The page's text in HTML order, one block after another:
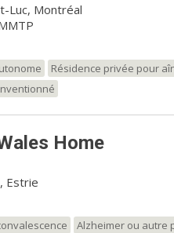
Luc, Montréal
Résidence privée pour
Home
Estrie
Alzheimer ou autre